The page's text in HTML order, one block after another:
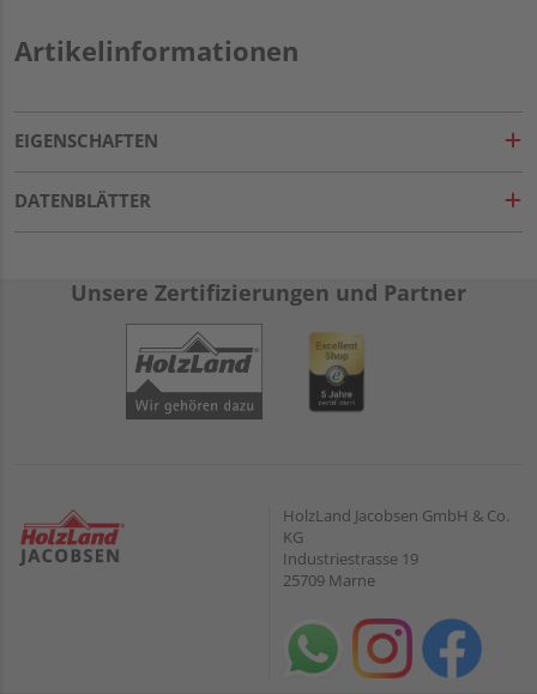
Artikelinformationen
EIGENSCHAFTEN
DATENBLÄTTER
Unsere Zertifizierungen und Partner
HolzLand Jacobsen GmbH & Co.
KG
Industriestrasse 19
25709 Marne